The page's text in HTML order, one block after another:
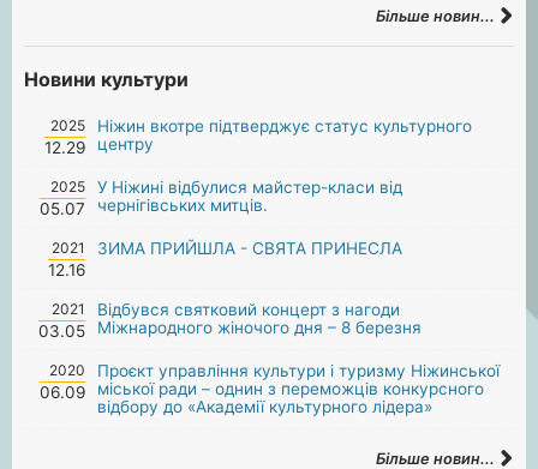
Більше новин...
Новини культури
2025
12.29
Ніжин вкотре підтверджує статус культурного
центру
2025
05.07
У Ніжині відбулися майстер-класи від
чернігівських митців.
2021
12.16
ЗИМА ПРИЙШЛА - СВЯТА ПРИНЕСЛА
2021
03.05
Відбувся святковий концерт з нагоди
Міжнародного жіночого дня – 8 березня
2020
06.09
Проєкт управління культури і туризму Ніжинської
міської ради – однин з переможців конкурсного
відбору до «Академії культурного лідера»
Більше новин...